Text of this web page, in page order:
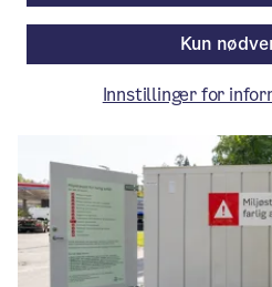
Av Bydel Frogner — Bydel Nordre
Nordstrand — Bydel Vestre Aker
Renovasjons- og gjenvinningsetaten
Kun
Innstillinger for